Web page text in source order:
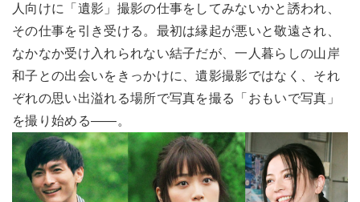
人向けに「遺影」撮影の仕事をしてみないかと誘われ、
その仕事を引き受ける。最初は縁起が悪いと敬遠され、
なかなか受け入れられない結子だが、一人暮らしの山岸
和子との出会いをきっかけに、遺影撮影ではなく、それ
ぞれの思い出溢れる場所で写真を撮る「おもいで写真」
を撮り始める――。